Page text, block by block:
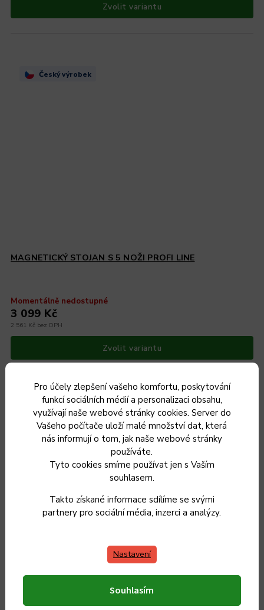
Pro účely zlepšení vašeho komfortu, poskytování
funkcí sociálních médií a personalizaci obsahu,
využívají naše webové stránky cookies. Server do
Vašeho počítače uloží malé množství dat, která
nás informují o tom, jak naše webové stránky
používáte.
Tyto cookies smíme používat jen s Vaším
souhlasem.
Takto získané informace sdílíme se svými
partnery pro sociální média, inzerci a analýzy.
Nastavení
Souhlasím
Zvolit variantu
Český výrobek
MAGNETICKÝ STOJAN S 5 NOŽI PROFI LINE
Momentálně nedostupné
2 561 Kč bez DPH
3 099 Kč
Zvolit variantu
Český výrobek